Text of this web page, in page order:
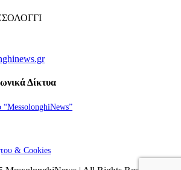
Δίκτυα
“MessolonghiNews”
& Cookies